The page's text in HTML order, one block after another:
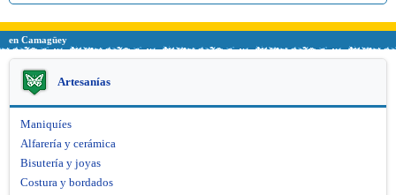
en Camagüey
Artesanías
Maniquíes
Alfarería y cerámica
Bisutería y joyas
Costura y bordados